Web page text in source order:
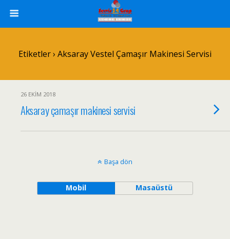
Etiketler › Aksaray Vestel Çamaşır Makinesi Servisi
26 EKIM 2018
Aksaray çamaşır makinesi servisi
Başa dön
Mobil Masaüstü